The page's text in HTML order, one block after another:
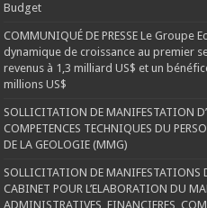
Budget
COMMUNIQUÉ DE PRESSE Le Groupe
dynamique de croissance au premier
revenus à 1,3 milliard US$ et un
millions US$
SOLLICITATION DE MANIFESTATION
COMPETENCES TECHNIQUES DU
DE LA GEOLOGIE (MMG)
SOLLICITATION DE MANIFESTATIONS
CABINET POUR L’ELABORATION DU
ADMINISTRATIVES, FINANCIERES,